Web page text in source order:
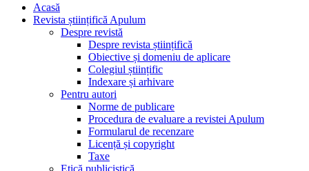
Acasă
Revista științifică Apulum
Despre revistă
Despre revista științifică
Obiective și domeniu de aplicare
Colegiul științific
Indexare și arhivare
Pentru autori
Norme de publicare
Procedura de evaluare a revistei Apulum
Formularul de recenzare
Licență și copyright
Taxe
Etică publicistică